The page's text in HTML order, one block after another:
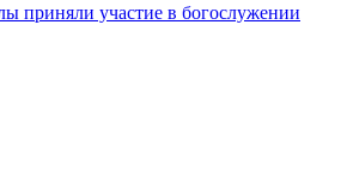
приняли участие в богослужении